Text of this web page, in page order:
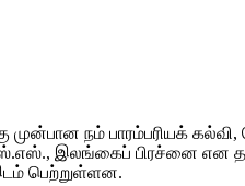
முன்பான நம்
இலங்கைப் பிரச்னை என
பெற்றுள்ளன.